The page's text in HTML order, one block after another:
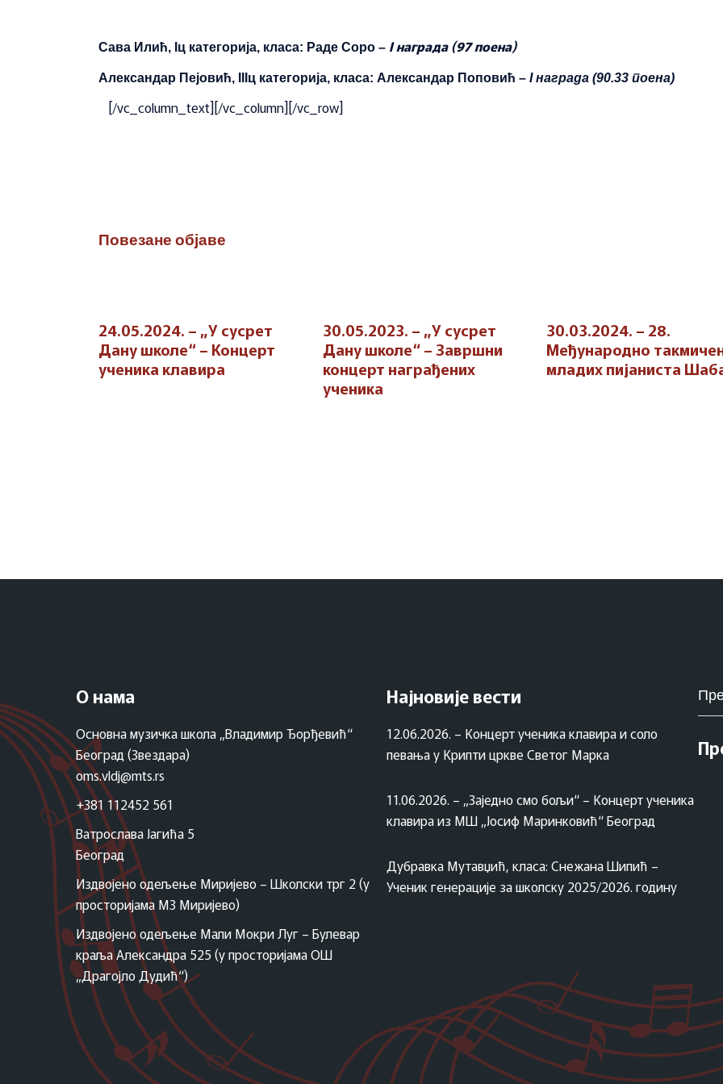
Сава Илић, Iц категорија, класа: Раде Соро – I награда(97поена)
Александар Пејовић, IIIц категорија, класа: Александар Поповић – I награда (90.33 поена)
[/vc_column_text][/vc_column][/vc_row]
Повезане објаве
24.05.2024. – „У сусрет
Дану школе“ – Концерт
ученика клавира
30.05.2023. – „У сусрет
Дану школе“ – Завршни
концерт награђених
ученика
30.03.2024. – 28.
Међународно
младих пијаниста
О нама
Основна музичка школа „Владимир Ђорђевић“
Београд (Звездара)
oms.vldj@mts.rs
+381 112452 561
Ватрослава Јагића 5
Београд
Издвојено одељење Миријево – Школски трг 2 (у
просторијама МЗ Миријево)
Издвојено одељење Мали Мокри Луг – Булевар
краља Александра 525 (у просторијама ОШ
„Драгојло Дудић“)
Најновије вести
12.06.2026. – Концерт ученика клавира и соло
певања у Крипти цркве Светог Марка
11.06.2026. – „Заједно смо бољи“ – Концерт ученика
клавира из МШ „Јосиф Маринковић“ Београд
Дубравка Мутавџић, класа: Снежана Шипић –
Ученик генерације за школску 2025/2026. годину
za: